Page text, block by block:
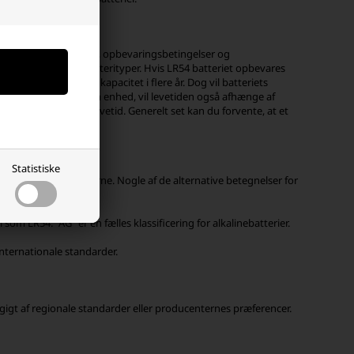
Statistiske
kvalitet, opbevaringsbetingelser og
med andre batterityper. Hvis LR54 batteriet opbevares
typisk bevare sin kapacitet i flere år. Dog vil batteriets
batteriet bruges i en enhed, vil levetiden også afhænge af
længere batterilevetid. Generelt set kan du forvente, at et
og producenterne. Nogle af de alternative betegnelser for
LR54. "AG" er en fælles klassificering for alkalinebatterier.
standarder.
af regionale standarder eller producenternes præferencer.